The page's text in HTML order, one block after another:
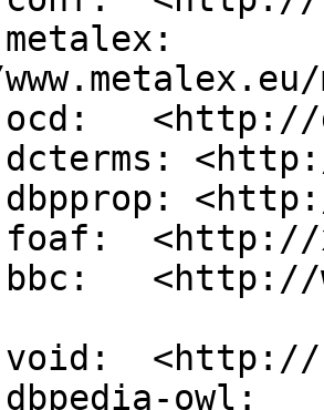
ocd:
dcterms:
dbpprop:
foaf:  <http://
bbc:   <http://
void:
owl: